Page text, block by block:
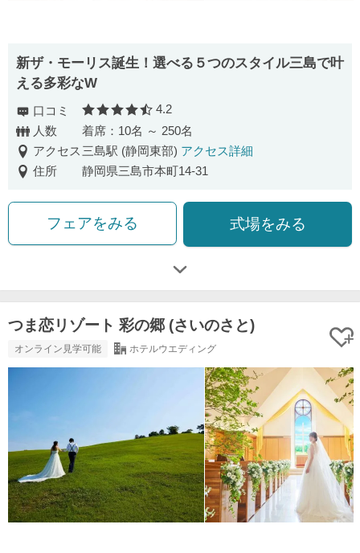
新ザ・モーリス誕生！選べる５つのスタイル三島で叶
える多彩なW
口コミ 口コミ評価
4.2
人数
着席：10名 ～ 250名
アクセス 三島駅 (静岡東部) アクセス詳細
住所
静岡県三島市本町14-31
フェアをみる 式場をみる
つま恋リゾート 彩の郷 (さいのさと)
オンライン見学可能 ホテルウエディング